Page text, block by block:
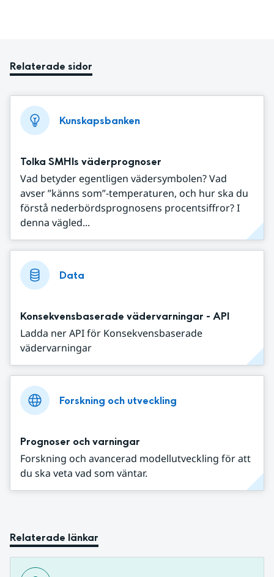
Relaterade sidor
Kunskapsbanken
Tolka SMHIs väderprognoser
Vad betyder egentligen vädersymbolen? Vad
avser ”känns som”-temperaturen, och hur ska du
förstå nederbördsprognosens procentsiffror? I
denna vägled...
Data
Konsekvensbaserade vädervarningar - API
Ladda ner API för Konsekvensbaserade
vädervarningar
Forskning och utveckling
Prognoser och varningar
Forskning och avancerad modellutveckling för att
du ska veta vad som väntar.
Relaterade länkar